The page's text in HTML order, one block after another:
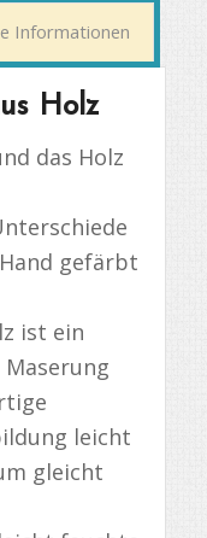
Informationen
Holz
das Holz
gefärbt
ist ein
leicht
gleicht